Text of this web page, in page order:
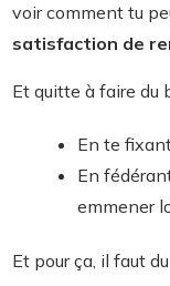
voir comment tu
satisfaction de
Et quitte à faire du
En te
En
emmener
Et pour ça, il faut